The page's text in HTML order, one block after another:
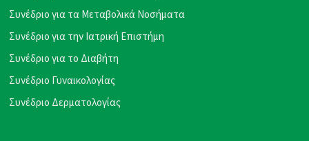
Συνέδριο για τα Μεταβολικά Νοσήματα
Συνέδριο για την Ιατρική Επιστήμη
Συνέδριο για το Διαβήτη
Συνέδριο Γυναικολογίας
Συνέδριο Δερματολογίας